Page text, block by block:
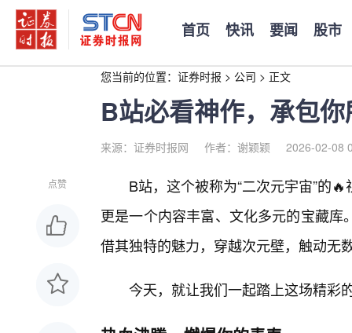
首页 快讯 要闻 股市
您当前的位置： 证券时报 > 公司 > 正文
B站必看神作，承包
来源：证券时报网 作者：谢颖颖 2026-02-08
点赞
B站，这个被称为“二次元宇宙”的
更是一个内容丰富、文化多元的宝藏
借其独特的魅力，穿越次元壁，触动无
今天，就让我们一起踏上这场精彩